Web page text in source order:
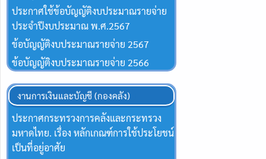
ประกาศใช้ข้อบัญญัติงบประมาณรายจ่าย
ประจำปีงบประมาณ พ.ศ.2567
ข้อบัญญัติงบประมาณรายจ่าย 2567
ข้อบัญญัติงบประมาณรายจ่าย 2566
งานการเงินและบัญชี (กองคลัง)
ประกาศกระทรวงการคลังและกระทรวง
มหาดไทย. เรื่อง หลักเกณฑ์การใช้ประโยชน์
เป็นที่อยู่อาศัย